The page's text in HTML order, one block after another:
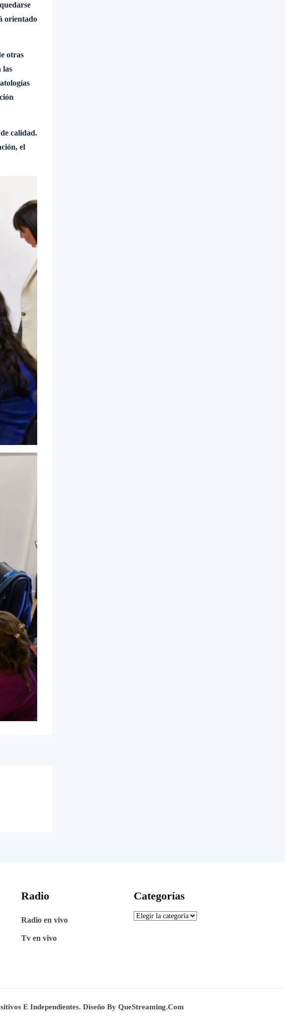
orientado
otras
las
calidad.
el
Radio
Radio en vivo
Tv en vivo
Categorías
E Independientes. Diseño By QueStreaming.com